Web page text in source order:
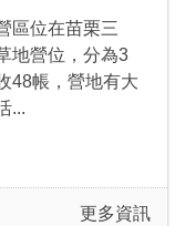
區位在苗栗三
地營位，分為3
48帳，營地有大
...
更多資訊